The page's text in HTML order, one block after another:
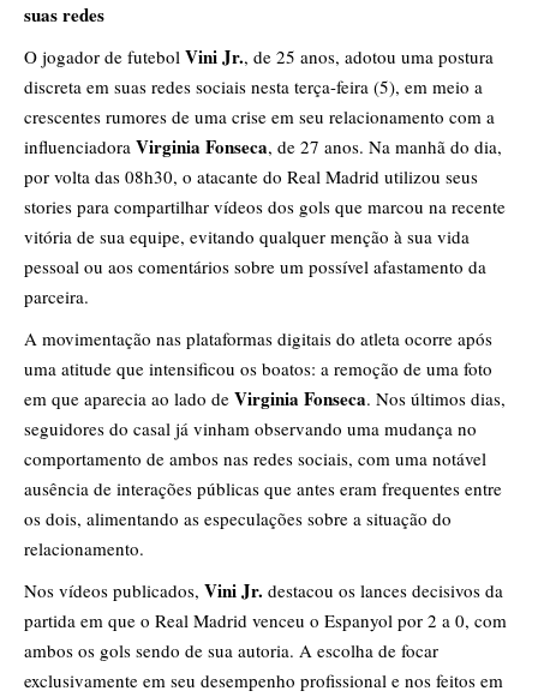
suas redes
O jogador de futebol Vini Jr., de 25 anos, adotou uma postura
discreta em suas redes sociais nesta terça-feira (5), em meio a
crescentes rumores de uma crise em seu relacionamento com a
influenciadora Virginia Fonseca, de 27 anos. Na manhã do dia,
por volta das 08h30, o atacante do Real Madrid utilizou seus
stories para compartilhar vídeos dos gols que marcou na recente
vitória de sua equipe, evitando qualquer menção à sua vida
pessoal ou aos comentários sobre um possível afastamento da
parceira.
A movimentação nas plataformas digitais do atleta ocorre após
uma atitude que intensificou os boatos: a remoção de uma foto
em que aparecia ao lado de Virginia Fonseca. Nos últimos dias,
seguidores do casal já vinham observando uma mudança no
comportamento de ambos nas redes sociais, com uma notável
ausência de interações públicas que antes eram frequentes entre
os dois, alimentando as especulações sobre a situação do
relacionamento.
Nos vídeos publicados, Vini Jr. destacou os lances decisivos da
partida em que o Real Madrid venceu o Espanyol por 2 a 0, com
ambos os gols sendo de sua autoria. A escolha de focar
exclusivamente em seu desempenho profissional e nos feitos em